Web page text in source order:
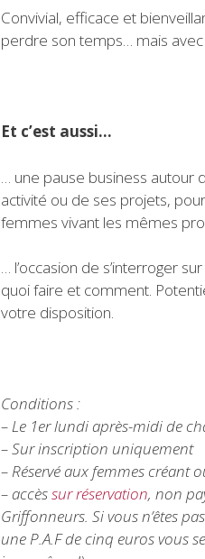
Convivial, efficace et
perdre son temps… mais avec
Et c’est aussi…
… une pause business autour
activité ou de ses projets,
femmes vivant les mêmes
… l’occasion de s’interroger
quoi faire et comment.
votre disposition.
Conditions :
– Le 1er lundi après-midi de
– Sur inscription uniquement
– Réservé aux femmes créant
– accèssur réservation, non
Griffonneurs. Si vous n’êtes
une P.A.F de cinq euros vous